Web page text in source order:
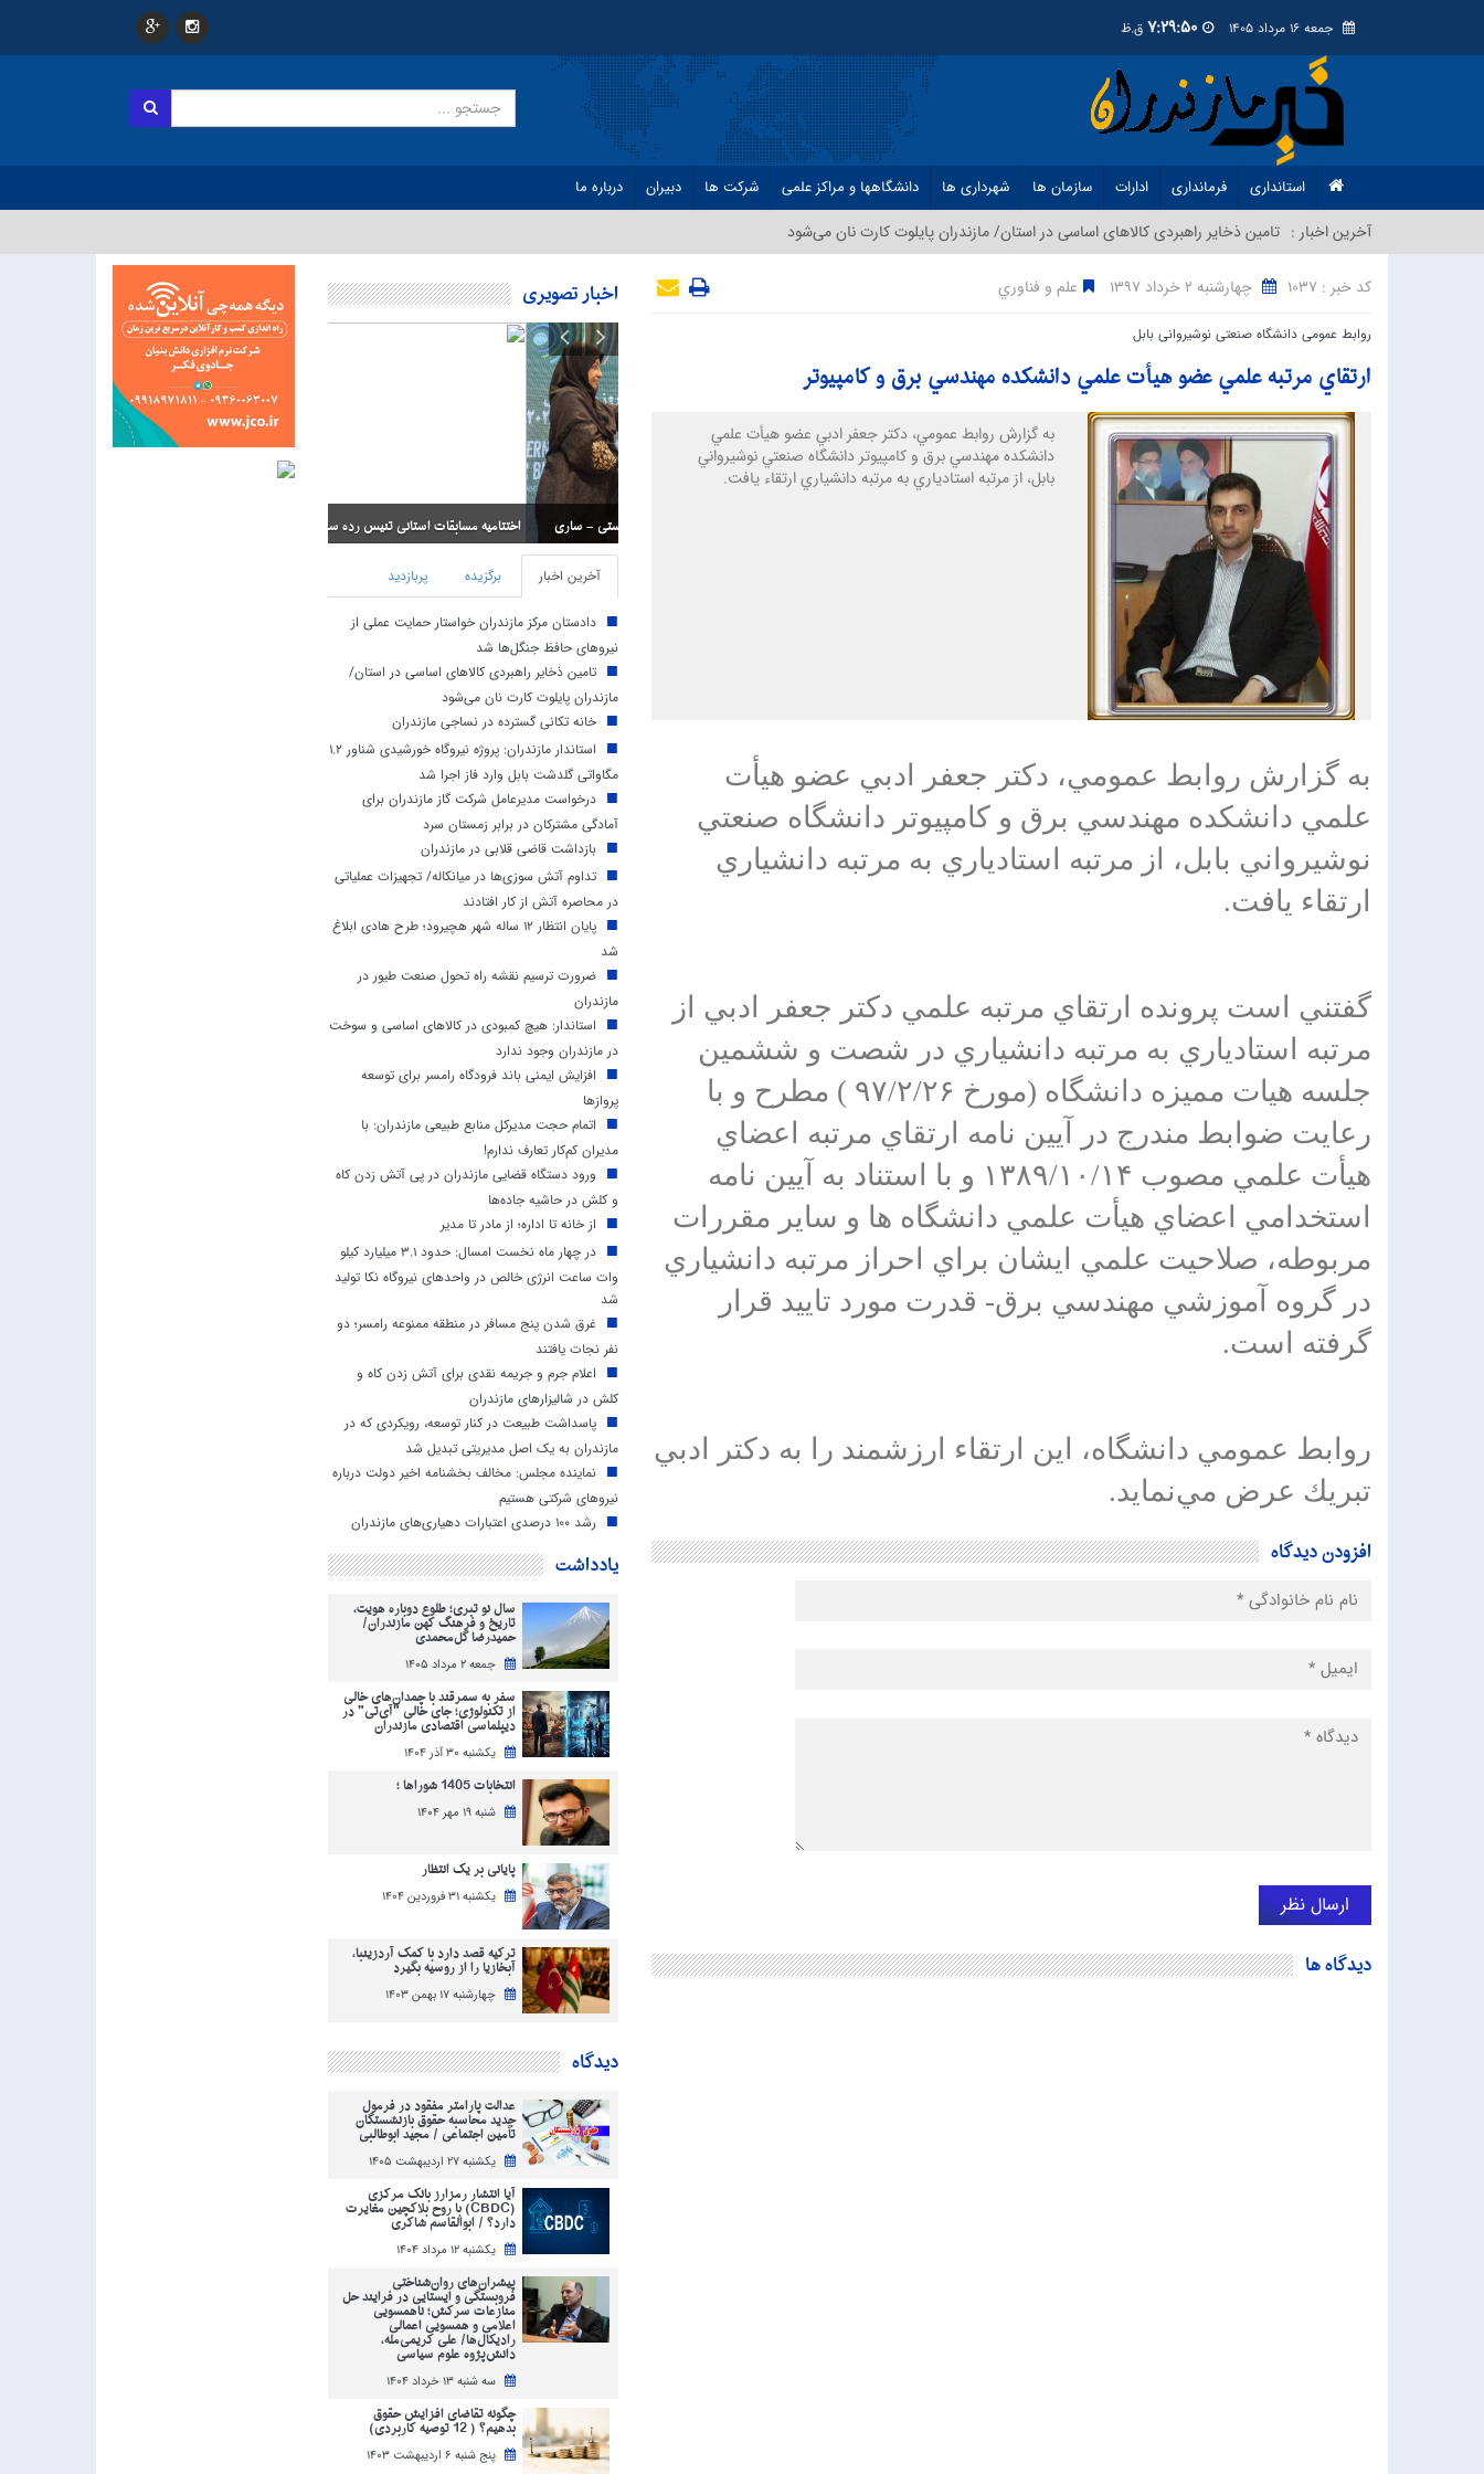
جمعه 16 مرداد 1405 7:29:51ق.ظ
استانداری فرمانداری ادارات سازمان ها شهرداری ها دانشگاهها و مراکز علمی شرکت ها دبیران درباره ما
آخرین اخبار : تامین ذخایر راهبردی کالاهای اساسی در استان/ مازندران پایلوت کارت نان می‌شود
کد خبر : 1037 چهارشنبه 2 خرداد 1397 علم و فناوري
روابط عمومی دانشگاه صنعتی نوشیروانی بابل
ارتقاي مرتبه علمي عضو هيأت علمي دانشكده مهندسي برق و كامپيوتر
به گزارش روابط عمومي، دكتر جعفر ادبي عضو هيأت علمي
دانشكده مهندسي برق و كامپيوتر دانشگاه صنعتي نوشيرواني
بابل، از مرتبه استادياري به مرتبه دانشياري ارتقاء يافت.
به گزارش روابط عمومي، دكتر جعفر ادبي عضو هيأت
علمي دانشكده مهندسي برق و كامپيوتر دانشگاه صنعتي
نوشيرواني بابل، از مرتبه استادياري به مرتبه دانشياري
ارتقاء يافت.
گفتني است پرونده ارتقاي مرتبه علمي دكتر جعفر ادبي از
مرتبه استادياري به مرتبه دانشياري در شصت و ششمين
جلسه هيات مميزه دانشگاه (مورخ ۹۷/۲/۲۶ ) مطرح و با
رعايت ضوابط مندرج در آيين نامه ارتقاي مرتبه اعضاي
هيأت علمي مصوب ۱۳۸۹/۱۰/۱۴ و با استناد به آيين نامه
استخدامي اعضاي هيأت علمي دانشگاه ها و ساير مقررات
مربوطه، صلاحيت علمي ايشان براي احراز مرتبه دانشياري
در گروه آموزشي مهندسي برق- قدرت مورد تاييد قرار
گرفته است.
روابط عمومي دانشگاه، اين ارتقاء ارزشمند را به دكتر ادبي
تبريك عرض مي‌نمايد.
افزودن دیدگاه
دیدگاه ها
اخبار تصویری
اختتامیه مسابقات استانی تنیس رده سنی نونهالان
آخرین اخبار برگزیده پربازدید
دادستان مرکز مازندران خواستار حمایت عملی از
نیروهای حافظ جنگل‌ها شد
تامین ذخایر راهبردی کالاهای اساسی در استان/
مازندران پایلوت کارت نان می‌شود
خانه تکانی گسترده در نساجی مازندران
استاندار مازندران: پروژه نیروگاه خورشیدی شناور ۱.۲
مگاواتی گلدشت بابل وارد فاز اجرا شد
درخواست مدیرعامل شرکت گاز مازندران برای
آمادگی مشترکان در برابر زمستان سرد
بازداشت قاضی قلابی در مازندران
تداوم آتش‌ سوزی‌ها در میانکاله/ تجهیزات عملیاتی
در محاصره آتش از کار افتادند
پایان انتظار ۱۲ ساله شهر هچیرود؛ طرح هادی ابلاغ
شد
ضرورت ترسیم نقشه راه تحول صنعت طیور در
مازندران
استاندار: هیچ کمبودی در کالاهای اساسی و سوخت
در مازندران وجود ندارد
افزایش ایمنی باند فرودگاه رامسر برای توسعه
پروازها
اتمام حجت مدیرکل منابع طبیعی مازندران: با
مدیران کم‌کار تعارف ندارم!
ورود دستگاه قضایی مازندران در پی آتش زدن کاه
و کلش در حاشیه جاده‌ها
از خانه تا اداره؛ از مادر تا مدیر
در چهار ماه نخست امسال: حدود 3.1 میلیارد کیلو
وات ساعت انرژی خالص در واحدهای نیروگاه نکا تولید
شد
غرق شدن پنج مسافر در منطقه ممنوعه رامسر؛ دو
نفر نجات یافتند
اعلام جرم و جریمه نقدی برای آتش زدن کاه و
کلش در شالیزارهای مازندران
پاسداشت طبیعت در کنار توسعه، رویکردی که در
مازندران به یک اصل مدیریتی تبدیل شد
نماینده مجلس: مخالف بخشنامه اخیر دولت درباره
نیروهای شرکتی هستیم
رشد ۱۰۰ درصدی اعتبارات دهیاری‌های مازندران
یادداشت
سال نو تبری؛ طلوع دوباره هویت،
تاریخ و فرهنگ کهن مازندران/
حمیدرضا گل‌محمدی
جمعه 2 مرداد 1405
سفر به سمرقند با چمدان‌های خالی
از تکنولوژی؛ جای خالی "آی‌تی" در
دیپلماسی اقتصادی مازندران
یکشنبه 30 آذر 1404
انتخابات 1405 شوراها ؛
شنبه 19 مهر 1404
پایانی بر یک انتظار
یکشنبه 31 فروردين 1404
ترکیه قصد دارد با کمک آردزینبا،
آبخازیا را از روسیه بگیرد
چهارشنبه 17 بهمن 1403
دیدگاه
عدالت پارامتر مفقود در فرمول
جدید محاسبه حقوق بازنشستگان
تأمین اجتماعی / مجید ابوطالبی
یکشنبه 27 ارديبهشت 1405
آیا انتشار رمزارز بانک مرکزی
(CBDC) با روح بلاکچین مغایرت
دارد؟ / ابوالقاسم شاکری
یکشنبه 12 مرداد 1404
پیشران‌های روان‌شناختی
فروبستگی و ایستایی در فرایند حل
منازعات سرکش؛ ناهمسویی
اعلامی و همسویی اعمالی
رادیکال‌ها/ علی کریمی‌مله،
دانش‌پژوه علوم سیاسی
سه شنبه 13 خرداد 1404
چگونه تقاضای افزایش حقوق
بدهیم؟ ( 12 توصیه کاربردی)
پنج شنبه 6 ارديبهشت 1403